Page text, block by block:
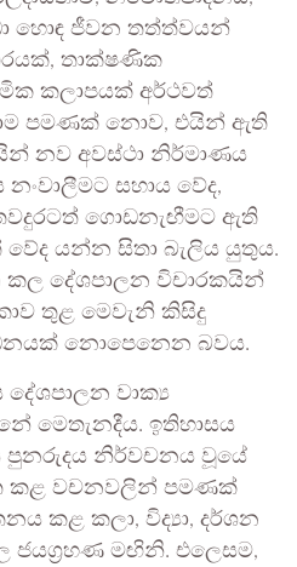
හොඳ ජීවන තත්ත්වයන්
තාක්ෂණික
කලාපයක් අර්ථවත්
පමණක් නොව, එයින් ඇති
නව අවස්ථා නිර්මාණය
නංවාලීමට සහාය වේද,
ගොඩනැඟීමට ඇති
යන්න සිතා බැලිය යුතුය.
දේශපාලන විචාරකයින්
තුළ මෙවැනි කිසිදු
නොපෙනෙන බවය.
වාක්‍ය
මෙතැනදීය. ඉතිහාසය
පුනරුදය නිර්වචනය වූයේ
කළ වචනවලින් පමණක්
කළ කලා, විද්‍යා, දර්ශන
ජයග්‍රහණ මඟිනි. එලෙසම,